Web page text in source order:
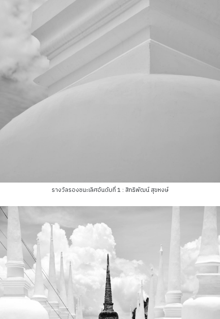
รางวัลรองชนะเลิศอันดับที่ 1 : สิทธิพัฒน์ สุขหงษ์